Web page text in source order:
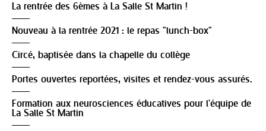
La rentrée des 6èmes à La Salle St Martin !
Nouveau à la rentrée 2021 : le repas "lunch-box"
Circé, baptisée dans la chapelle du collège
Portes ouvertes reportées, visites et rendez-vous assurés.
Formation aux neurosciences éducatives pour l'équipe de
La Salle St Martin